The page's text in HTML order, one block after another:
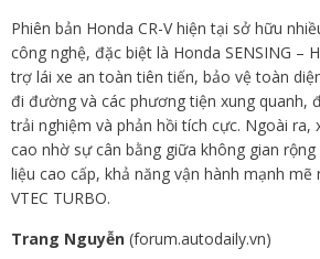
Phiên bản Honda CR-V hiện tại sở hữu
công nghệ, đặc biệt là Honda SENSING –
trợ lái xe an toàn tiên tiến, bảo vệ toàn
đi đường và các phương tiện xung quanh,
trải nghiệm và phản hồi tích cực. Ngoài ra,
cao nhờ sự cân bằng giữa không gian
liệu cao cấp, khả năng vận hành mạnh
VTEC TURBO.
Trang Nguyễn (forum.autodaily.vn)